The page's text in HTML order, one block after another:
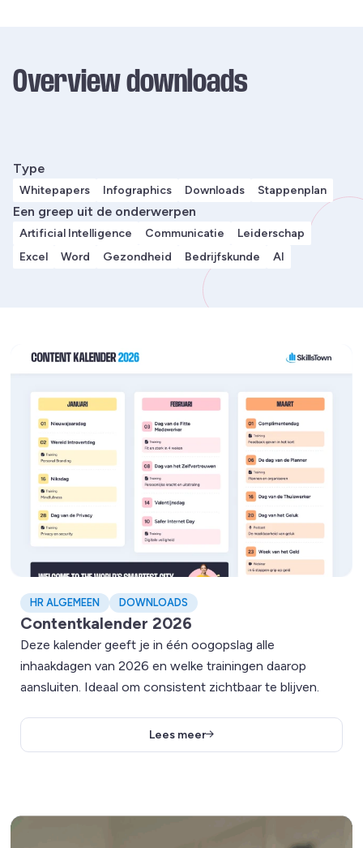
Overview downloads
Type
Whitepapers Infographics Downloads Stappenplan
Een greep uit de onderwerpen
Artificial Intelligence Communicatie
Leiderschap
Excel
Word Gezondheid Bedrijfskunde AI
Lees meer over Contentkalender 2026
HR ALGEMEEN DOWNLOADS
Contentkalender 2026
Deze kalender geeft je in één oogopslag alle
inhaakdagen van 2026 en welke trainingen daarop
aansluiten. Ideaal om consistent zichtbaar te blijven.
Lees meer
Lees meer over 5 tips: Zo voorkom jij verzuim in een 24/7